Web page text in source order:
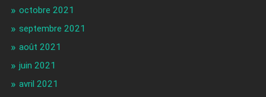
octobre 2021
septembre 2021
août 2021
juin 2021
avril 2021